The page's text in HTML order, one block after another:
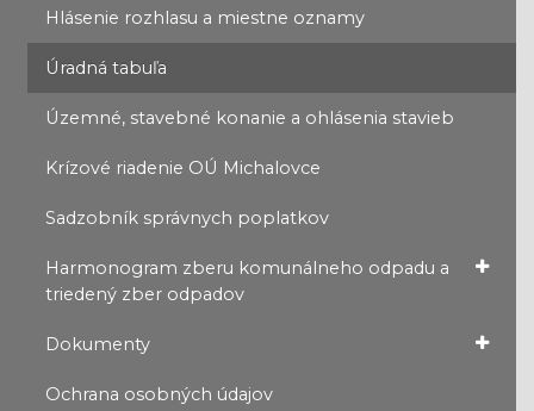
Hlásenie rozhlasu a miestne oznamy
Úradná tabuľa
Územné, stavebné konanie a ohlásenia stavieb
Krízové riadenie OÚ Michalovce
Sadzobník správnych poplatkov
Harmonogram zberu komunálneho odpadu a
triedený zber odpadov
Dokumenty
Ochrana osobných údajov